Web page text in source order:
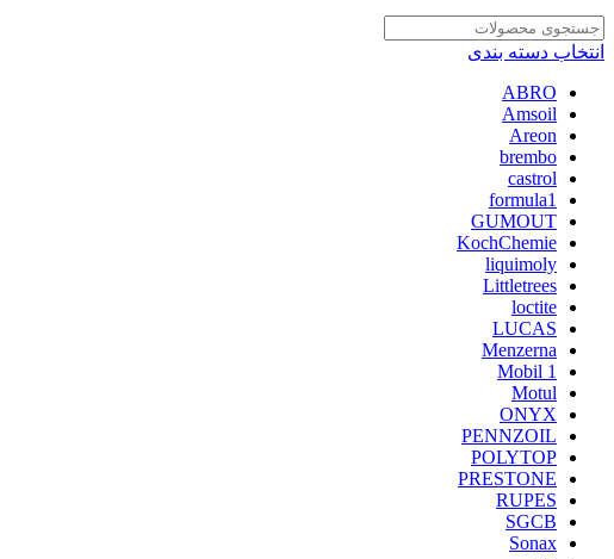
انتخاب دسته بندی
ABRO
Amsoil
Areon
brembo
castrol
formula1
GUMOUT
KochChemie
liquimoly
Littletrees
loctite
LUCAS
Menzerna
Mobil 1
Motul
ONYX
PENNZOIL
POLYTOP
PRESTONE
RUPES
SGCB
Sonax